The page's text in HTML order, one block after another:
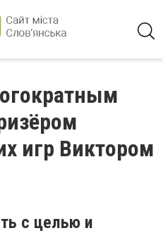
игр Виктором
с целью и